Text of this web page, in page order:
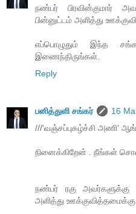
நண்பர் பிரவின்குமார்
பின்னுட்டம் அளித்து
எப்பொழுதும் இந்த
இணைந்திருங்கள்.
Reply
பனித்துளி சங்கர்
16
///'வ‌ஞ்ச‌ப்புக‌ழ்ச்சி அணி'
நினைக்கிறேன் . நீங்கள்
நண்பர் ர‌கு அவர்களுக்கு
அளித்து ஊக்குவித்தமைக்கு